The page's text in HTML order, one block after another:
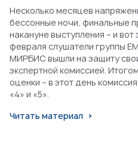
Несколько месяцев
бессонные ночи, финальные
накануне выступления – и вот
февраля слушатели группы
МИРБИС вышли на защиту
экспертной комиссией.
оценки – в этот день
«4» и «5».
Читать материал